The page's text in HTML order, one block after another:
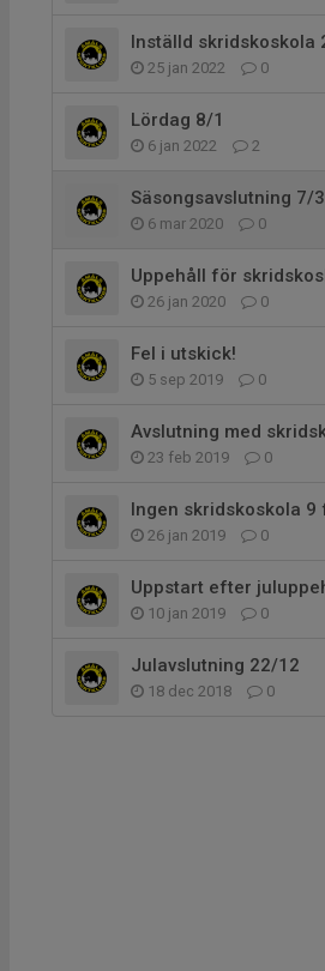
Inställd skridskoskola
25 jan 2022 0
Lördag 8/1
6 jan 2022 2
Säsongsavslutning 7/3
6 mar 2020 0
Uppehåll för
26 jan 2020 0
Fel i utskick!
5 sep 2019 0
Avslutning med
23 feb 2019 0
Ingen skridskoskola 9
26 jan 2019 0
Uppstart efter
10 jan 2019 0
Julavslutning 22/12
18 dec 2018 0